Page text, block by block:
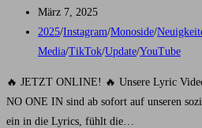
Autor:
Beitrag
veröffentlicht:
März 7, 2025
Beitrags-
Kategorie:
2025/Instagram/Monoside/
Media/TikTok/Update/YouTube
🔥 JETZT ONLINE! 🔥 Unsere Lyric
NO ONE IN sind ab sofort auf unseren
ein in die Lyrics, fühlt die…